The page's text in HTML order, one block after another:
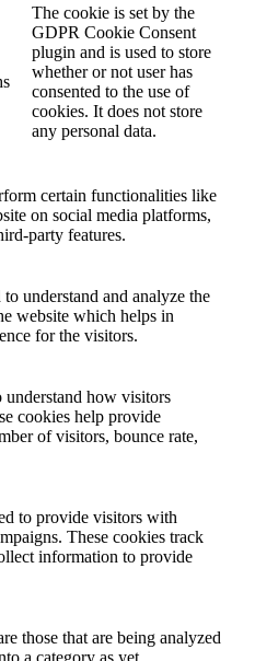
The cookie is set by the
GDPR Cookie Consent
plugin and is used to store
whether or not user has
consented to the use of
cookies. It does not store
any personal data.
certain functionalities like
on social media platforms,
party features.
understand and analyze the
website which helps in
for the visitors.
understand how visitors
cookies help provide
of visitors, bounce rate,
to provide visitors with
These cookies track
information to provide
those that are being analyzed